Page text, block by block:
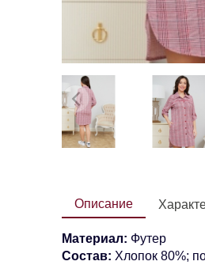
Описание
Материал: Футер
Состав: Хлопок 80%;